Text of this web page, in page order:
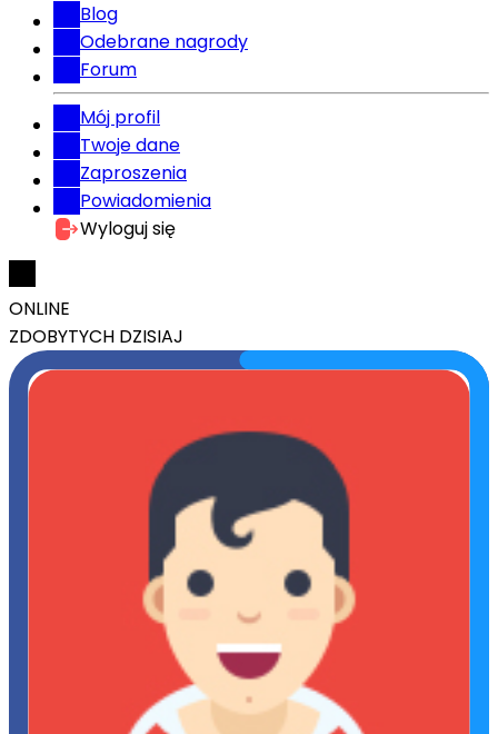
Blog
Odebrane nagrody
Forum
Mój profil
Twoje dane
Zaproszenia
Powiadomienia
Wyloguj się
ONLINE
ZDOBYTYCH DZISIAJ